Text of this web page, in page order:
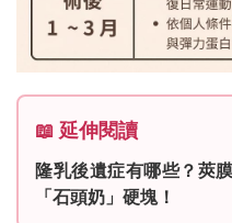
📖 延伸閱讀
隆乳後遺症有哪些？莢
「石頭奶」硬塊！